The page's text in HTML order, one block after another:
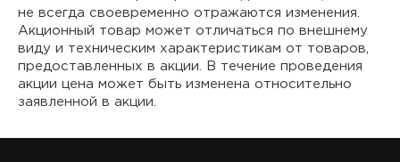
не всегда своевременно отражаются изменения.
Акционный товар может отличаться по внешнему
виду и техническим характеристикам от товаров,
предоставленных в акции. В течение проведения
акции цена может быть изменена относительно
заявленной в акции.